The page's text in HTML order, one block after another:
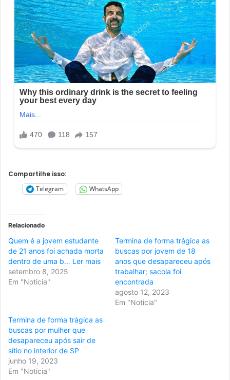
Compartilhe isso:
Telegram
WhatsApp
Relacionado
Quem é a jovem estudante
de 21 anos foi achada morta
dentro de uma b… Ler mais
setembro 8, 2025
Em "Noticia"
Termina de forma trágica as
buscas por jovem de 18
anos que desapareceu após
trabalhar; sacola foi
encontrada
agosto 12, 2023
Em "Noticia"
Termina de forma trágica as
buscas por mulher que
desapareceu após sair de
sítio no interior de SP
junho 19, 2023
Em "Noticia"